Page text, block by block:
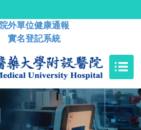
院外單位健康通報
實名登記系統